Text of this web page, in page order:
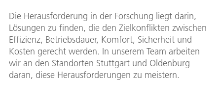
Die Herausforderung in der Forschung liegt darin,
Lösungen zu finden, die den Zielkonflikten zwischen
Effizienz, Betriebsdauer, Komfort, Sicherheit und
Kosten gerecht werden. In unserem Team arbeiten
wir an den Standorten Stuttgart und Oldenburg
daran, diese Herausforderungen zu meistern.